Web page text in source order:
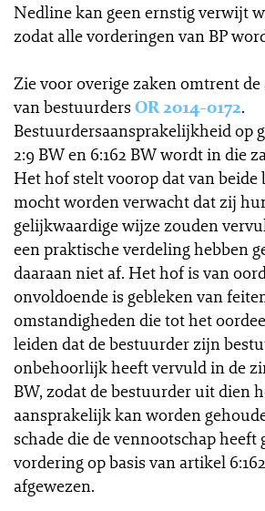
Nedline kan geen ernstig verwijt
zodat alle vorderingen van BP
Zie voor overige zaken omtrent
van bestuurders OR 2014-0172.
Bestuurdersaansprakelijkheid op
2:9 BW en 6:162 BW wordt in die
Het hof stelt voorop dat van beide
mocht worden verwacht dat zij
gelijkwaardige wijze zouden
een praktische verdeling hebben
daaraan niet af. Het hof is van
onvoldoende is gebleken van
omstandigheden die tot het
leiden dat de bestuurder zijn
onbehoorlijk heeft vervuld in de
BW, zodat de bestuurder uit dien
aansprakelijk kan worden
schade die de vennootschap heeft
vordering op basis van artikel
afgewezen.